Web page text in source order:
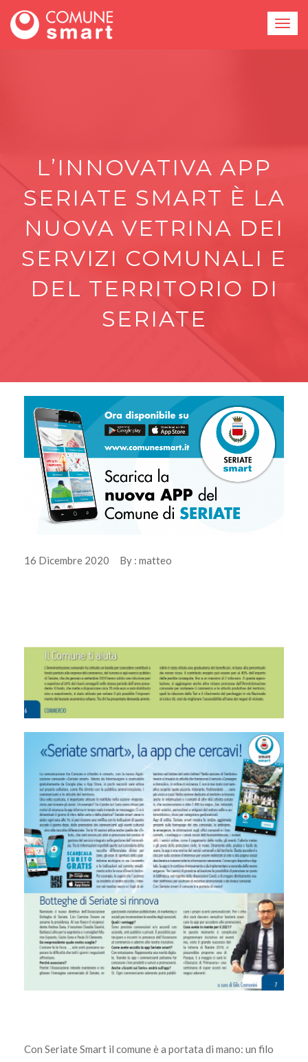
L’INNOVATIVA APP
SERIATE SMART È LA
NUOVA VETRINA DEI
SERVIZI COMUNALI E
DEL TERRITORIO DI
SERIATE
16 Dicembre 2020 By : matteo
Con Seriate Smart il comune è a portata di mano: un filo